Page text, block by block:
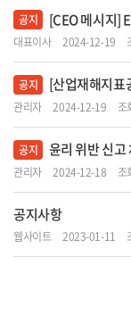
공지 [CEO 메시지]
대표이사 2024-12-19
공지 [산업재해지표
관리자 2024-12-19 조
공지 윤리 위반 신고
관리자 2024-12-18 조
공지사항
웹사이트 2023-01-11